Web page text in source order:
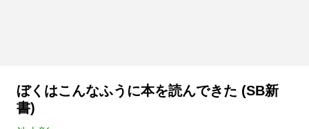
ぼくはこんなふうに本を読んできた (SB新
書)